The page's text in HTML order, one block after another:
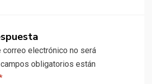
correo electrónico no será
obligatorios están